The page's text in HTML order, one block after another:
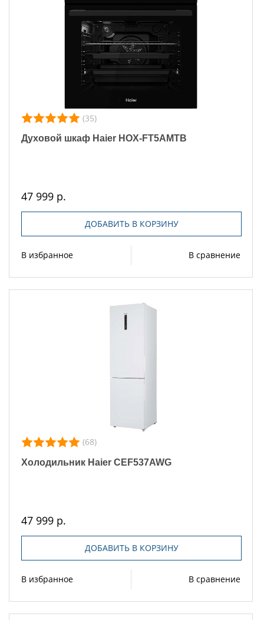
(35)
Духовой шкаф Haier HOX-FT5AMTB
47 999 р.
ДОБАВИТЬ В КОРЗИНУ
В избранное В сравнение
(68)
Холодильник Haier CEF537AWG
47 999 р.
ДОБАВИТЬ В КОРЗИНУ
В избранное В сравнение